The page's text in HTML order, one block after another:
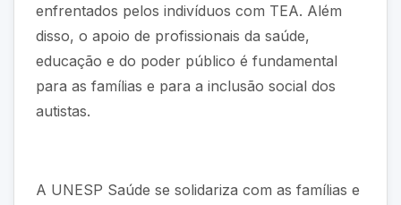
enfrentados pelos indivíduos com TEA. Além
disso, o apoio de profissionais da saúde,
educação e do poder público é fundamental
para as famílias e para a inclusão social dos
autistas.
A UNESP Saúde se solidariza com as famílias e